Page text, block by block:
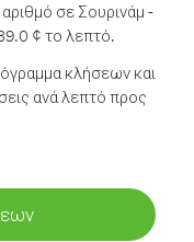
σε Σουρινάμ -
¢ το λεπτό.
κλήσεων και
ανά λεπτό προς